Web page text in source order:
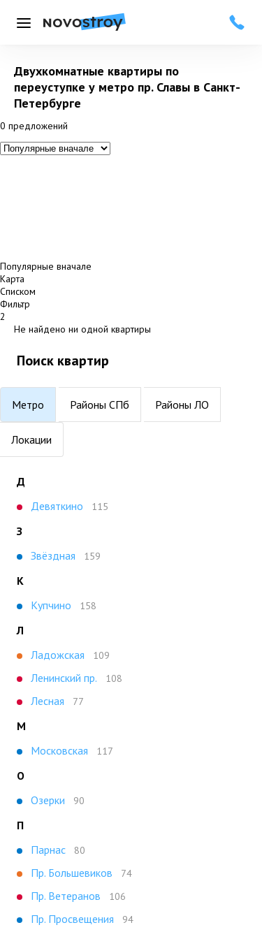
Меню
Двухкомнатные квартиры по
переуступке у метро пр. Славы в Санкт-
Петербурге
0 предложений
Популярные вначале
Карта
Списком
Фильтр
2
Не найдено ни одной квартиры
Поиск квартир
Метро Районы СПб Районы ЛО
Локации
Д
Девяткино
115
З
Звёздная
159
К
Купчино
158
Л
Ладожская
109
Ленинский пр. 108
Лесная 77
М
Московская
117
О
Озерки
90
П
Парнас
80
Пр. Большевиков 74
Пр. Ветеранов 106
Пр. Просвещения 94